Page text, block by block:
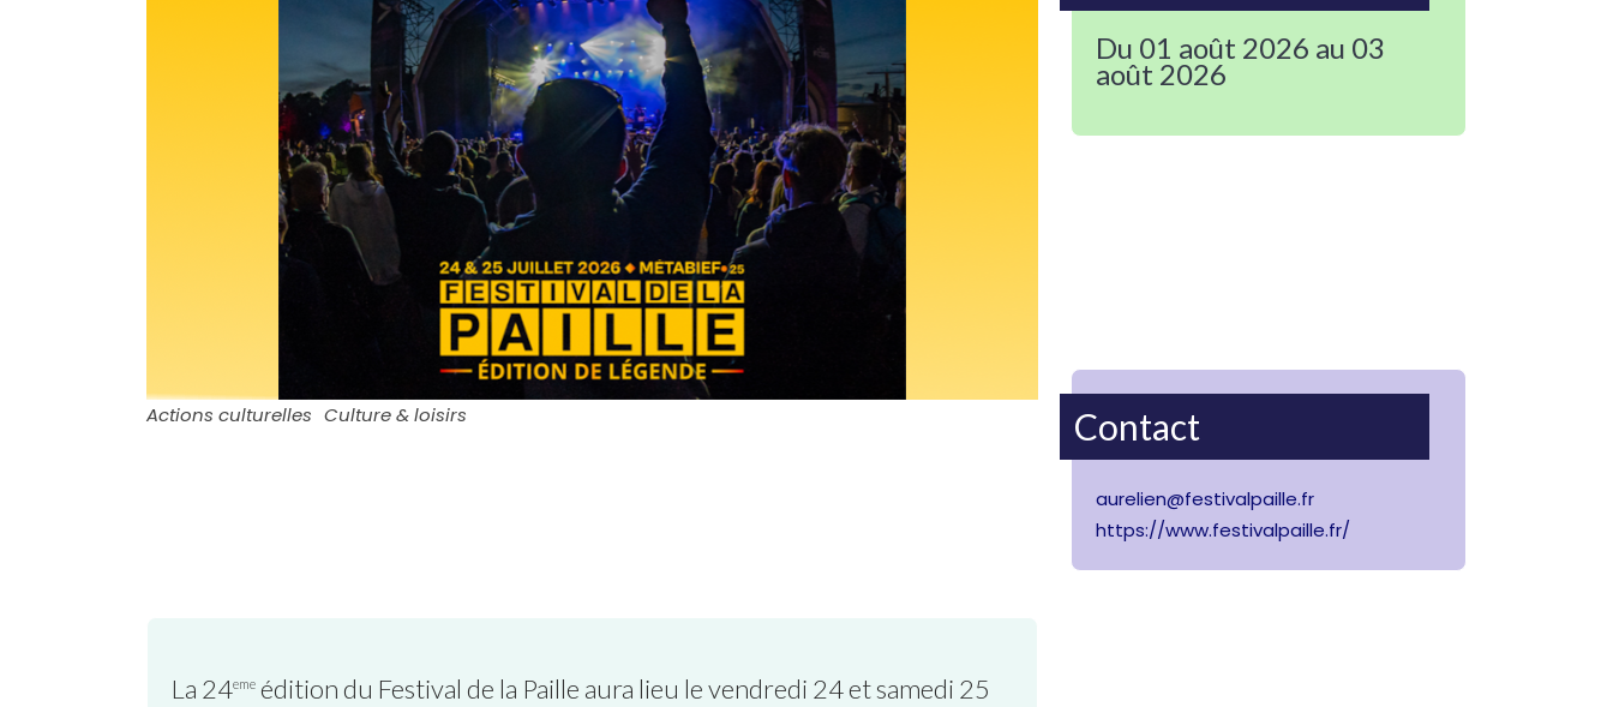
Actions culturelles Culture & loisirs
La 24eme édition du Festival de la Paille aura lieu le vendredi 24 et samedi 25
Du 01 août 2026 au 03
août 2026
Contact
aurelien@festivalpaille.fr
https://www.festivalpaille.fr/